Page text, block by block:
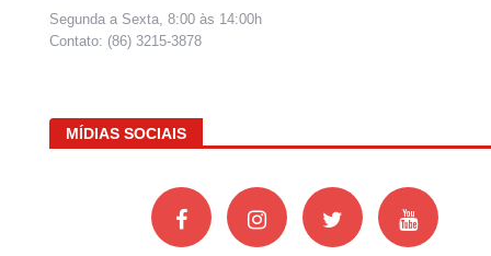
Segunda a Sexta, 8:00 às 14:00h
Contato: (86) 3215-3878
MÍDIAS SOCIAIS